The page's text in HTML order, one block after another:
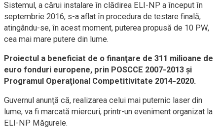
Sistemul, a cărui instalare în clădirea ELI-NP a început în
septembrie 2016, s-a aflat în procedura de testare finală,
atingându-se, în acest moment, puterea propusă de 10 PW,
cea mai mare putere din lume.
Proiectul a beneficiat de o finanţare de 311 milioane de
euro fonduri europene, prin POSCCE 2007-2013 şi
Programul Operaţional Competitivitate 2014-2020.
Guvernul anunţă că, realizarea celui mai puternic laser din
lume, va fi marcată miercuri, printr-un eveniment organizat la
ELI-NP Măgurele.